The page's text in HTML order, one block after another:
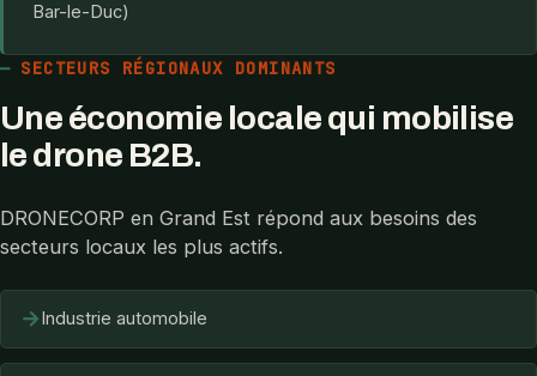
Bar-le-Duc)
SECTEURS RÉGIONAUX DOMINANTS
Une économie locale qui mobilise
le drone B2B.
DRONECORP en Grand Est répond aux besoins des
secteurs locaux les plus actifs.
→ Industrie automobile